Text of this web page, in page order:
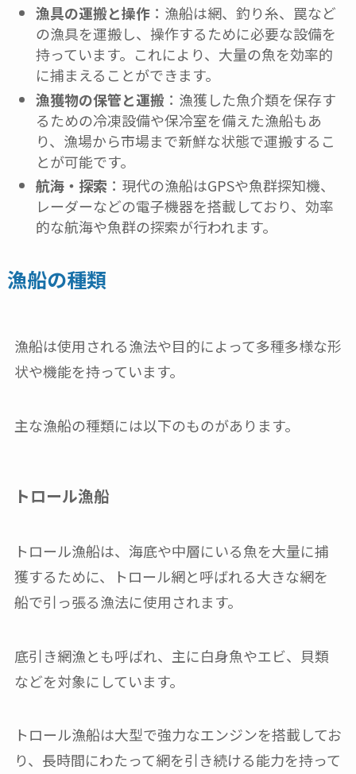
漁具の運搬と操作：漁船は網、釣り糸、罠など
の漁具を運搬し、操作するために必要な設備を
持っています。これにより、大量の魚を効率的
に捕まえることができます。
漁獲物の保管と運搬 ：漁獲した魚介類を保存す
るための冷凍設備や保冷室を備えた漁船もあ
り、漁場から市場まで新鮮な状態で運搬するこ
とが可能です。
航海・探索 ：現代の漁船はGPSや魚群探知機、
レーダーなどの電子機器を搭載しており、効率
的な航海や魚群の探索が行われます。
漁船の種類
漁船は使用される漁法や目的によって多種多様な形
状や機能を持っています。
主な漁船の種類には以下のものがあります。
トロール漁船
トロール漁船は、海底や中層にいる魚を大量に捕
獲するために、トロール網と呼ばれる大きな網を
船で引っ張る漁法に使用されます。
底引き網漁とも呼ばれ、主に白身魚やエビ、貝類
などを対象にしています。
トロール漁船は大型で強力なエンジンを搭載してお
り、長時間にわたって網を引き続ける能力を持って